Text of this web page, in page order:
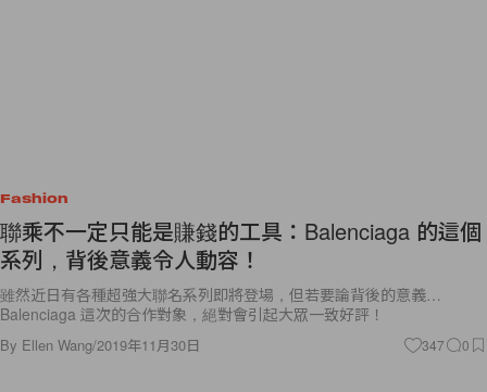
Fashion
聯乘不一定只能是賺錢的工具：Balenciaga 的這個
系列，背後意義令人動容！
雖然近日有各種超強大聯名系列即將登場，但若要論背後的意義…
Balenciaga 這次的合作對象，絕對會引起大眾一致好評！
By Ellen Wang/2019年11月30日 347 0